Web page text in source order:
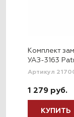
Комплект
УАЗ-3163
Артикул
1 279 руб.
КУПИТЬ